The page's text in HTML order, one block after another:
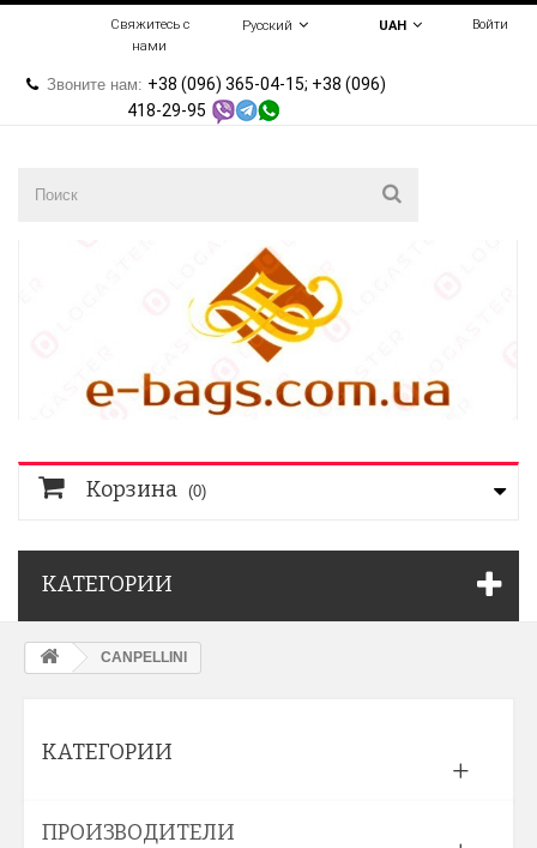
Войти
UAH
Русский
Свяжитесь с
нами
Звоните нам: +38 (096) 365-04-15; +38 (096)
418-29-95
Корзина (0)
КАТЕГОРИИ
CANPELLINI
КАТЕГОРИИ
ПРОИЗВОДИТЕЛИ